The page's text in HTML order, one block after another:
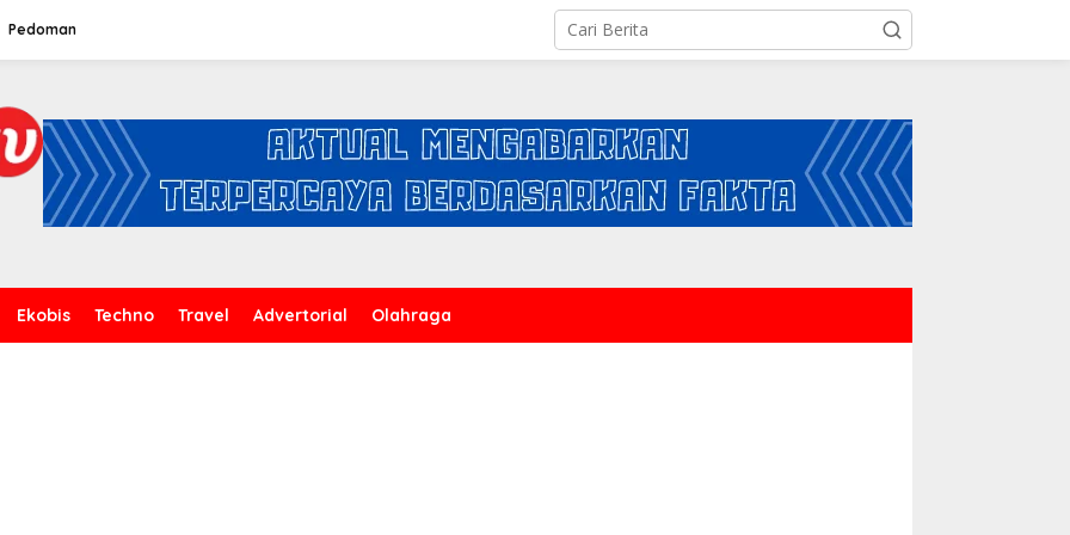
Pedoman
Ekobis Techno Travel Advertorial Olahraga